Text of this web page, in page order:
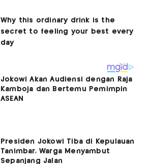
Jokowi Akan Audiensi dengan Raja
Kamboja dan Bertemu Pemimpin
ASEAN
Presiden Jokowi Tiba di Kepulauan
Tanimbar, Warga Menyambut
Sepanjang Jalan